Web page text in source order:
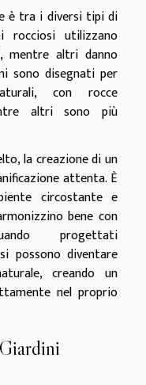
è tra i diversi tipi di
rocciosi utilizzano
mentre altri danno
sono disegnati per
con rocce
altri sono più
la creazione di un
attenta. È
circostante e
bene con
progettati
possono diventare
creando un
nel proprio